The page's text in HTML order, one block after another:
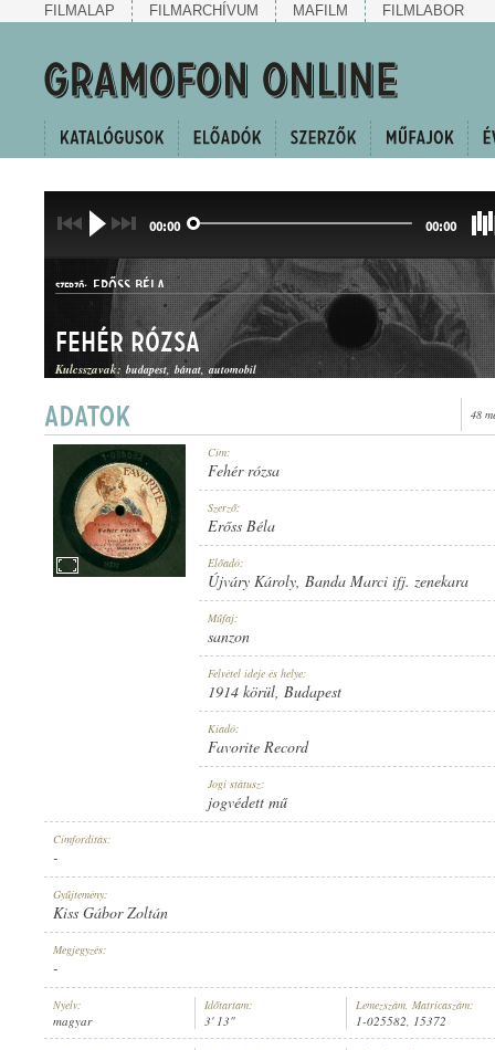
FILMALAP FILMARCHÍVUM MAFILM FILMLABOR
00:00 00:00
SZERZŐ: ERŐSS BÉLA
SANZON
LEMEZSZÁM:
Fehér rózsa
Kulcsszavak: budapest bánat automobil
48
Cím:
Fehér rózsa
Szerző:
Erőss Béla
Előadó:
Újváry Károly, Banda Marci ifj. zenekara
Műfaj:
sanzon
Felvétel ideje és helye:
1914 körül, Budapest
Kiadó:
Favorite Record
Jogi státusz:
jogvédett mű
Címfordítás:
-
Gyűjtemény:
Kiss Gábor Zoltán
Megjegyzés:
-
Nyelv:
magyar
Időtartam:
3' 13"
Lemezszám, Matricaszám:
1-025582, 15372